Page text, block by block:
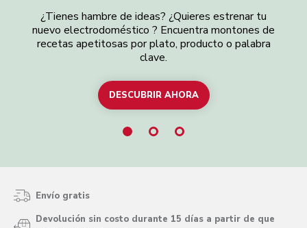
¿Tienes hambre de ideas? ¿Quieres estrenar tu
nuevo electrodoméstico ? Encuentra montones de
recetas apetitosas por plato, producto o palabra
clave.
EXPLORAR TODAS LAS RECETAS
DESCUBRIR AHORA
Envío gratis
Devolución sin costo durante 15 días a partir de que